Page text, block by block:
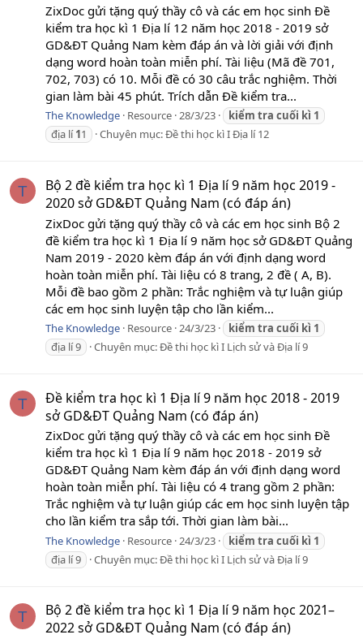
ZixDoc gửi tặng quý thầy cô và các em học sinh Đề
kiểm tra học kì 1 Địa lí 12 năm học 2018 - 2019 sở
GD&ĐT Quảng Nam kèm đáp án và lời giải với định
dạng word hoàn toàn miễn phí. Tài liệu (Mã đề 701,
702, 703) có 10. Mỗi đề có 30 câu trắc nghiệm. Thời
gian làm bài 45 phút. Trích dẫn Đề kiểm tra...
The Knowledge Resource 28/3/23 kiểm tra cuối kì 1
địa lí11 Chuyên mục:Đề thi học kì I Địa lí 12
T
Bộ 2 đề kiểm tra học kì 1 Địa lí 9 năm học 2019 -
2020 sở GD&ĐT Quảng Nam (có đáp án)
ZixDoc gửi tặng quý thầy cô và các em học sinh Bộ 2
đề kiểm tra học kì 1 Địa lí 9 năm học sở GD&ĐT Quảng
Nam 2019 - 2020 kèm đáp án với định dạng word
hoàn toàn miễn phí. Tài liệu có 8 trang, 2 đề ( A, B).
Mỗi đề bao gồm 2 phần: Trắc nghiệm và tự luận giúp
các em học sinh luyện tập cho lần kiểm...
The Knowledge Resource 24/3/23 kiểm tra cuối kì 1
địa lí 9
Chuyên mục:Đề thi học kì I Lịch sử và Địa lí 9
T
Đề kiểm tra học kì 1 Địa lí 9 năm học 2018 - 2019
sở GD&ĐT Quảng Nam (có đáp án)
ZixDoc gửi tặng quý thầy cô và các em học sinh Đề
kiểm tra học kì 1 Địa lí 9 năm học 2018 - 2019 sở
GD&ĐT Quảng Nam kèm đáp án với định dạng word
hoàn toàn miễn phí. Tài liệu có 4 trang gồm 2 phần:
Trắc nghiệm và tự luận giúp các em học sinh luyện tập
cho lần kiểm tra sắp tới. Thời gian làm bài...
The Knowledge Resource 24/3/23 kiểm tra cuối kì 1
địa lí 9
Chuyên mục:Đề thi học kì I Lịch sử và Địa lí 9
T
Bộ 2 đề kiểm tra học kì 1 Địa lí 9 năm học 2021–
2022 sở GD&ĐT Quảng Nam (có đáp án)